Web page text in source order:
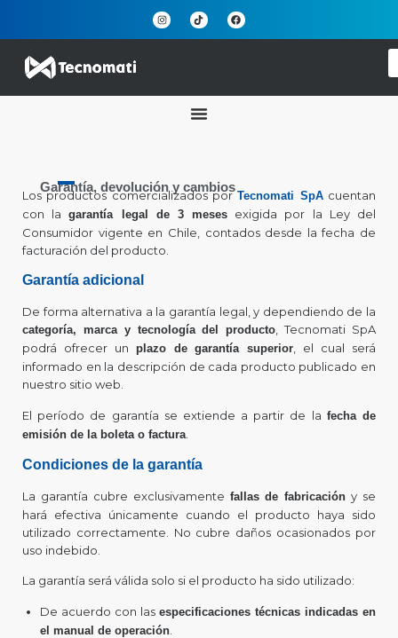
Garantía, devolución y cambios
Los productos comercializados porTecnomati SpAcuentan
con lagarantía legal de 3 meses exigida por la Ley del
Consumidor vigente en Chile, contados desde la fecha de
facturación del producto.
Garantía adicional
De forma alternativa a la garantía legal, y dependiendo de la
categoría, marca y tecnología del producto, Tecnomati SpA
podrá ofrecer un plazo de garantía superior, el cual será
informado en la descripción de cada producto publicado en
nuestro sitio web.
El período de garantía se extiende a partir de la fecha de
emisión de la boleta o factura
Condiciones de la garantía
La garantía cubre exclusivamente fallas de fabricación y se
hará efectiva únicamente cuando el producto haya sido
utilizado correctamente. No cubre daños ocasionados por
uso indebido.
La garantía será válida solo si el producto ha sido utilizado:
De acuerdo con las especificaciones técnicas indicadas en
el manual de operación